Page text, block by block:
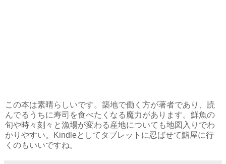
この本は素晴らしいです。築地で働く方が著者であり、読
んでるうちに寿司を食べたくなる魔力があります。鮮魚の
旬や時々刻々と漁場が変わる産地についても地図入りでわ
かりやすい。Kindleとしてタブレットに忍ばせて鮨屋に行
くのもいいですね。